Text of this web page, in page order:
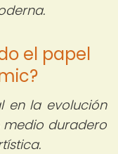
el papel
en la evolución
duradero